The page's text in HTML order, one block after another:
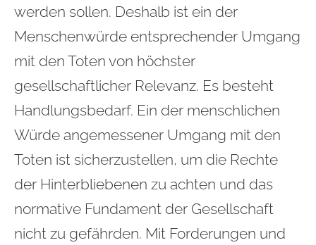
werden sollen. Deshalb ist ein der
Menschenwürde entsprechender Umgang
mit den Toten von höchster
gesellschaftlicher Relevanz. Es besteht
Handlungsbedarf. Ein der menschlichen
Würde angemessener Umgang mit den
Toten ist sicherzustellen, um die Rechte
der Hinterbliebenen zu achten und das
normative Fundament der Gesellschaft
nicht zu gefährden. Mit Forderungen und